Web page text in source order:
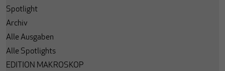
Spotlight
Archiv
Alle Ausgaben
Alle Spotlights
EDITION MAKROSKOP